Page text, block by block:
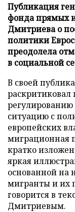
Публикация
фонда прямых
Дмитриева о
политики
преодолела
в социальной
В своей
ситуацию с
европейских
миграционная
кратко
яркая
основанной на
мигранты и их
говорится в
Дмитриевым.